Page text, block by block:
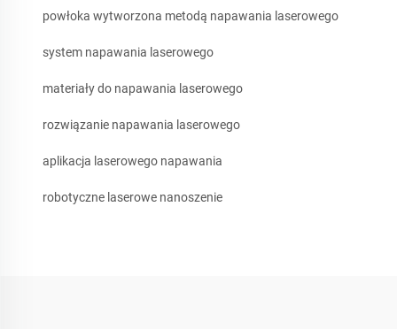
powłoka wytworzona metodą napawania laserowego
system napawania laserowego
materiały do napawania laserowego
rozwiązanie napawania laserowego
aplikacja laserowego napawania
robotyczne laserowe nanoszenie